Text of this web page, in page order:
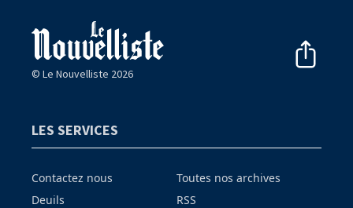
© Le Nouvelliste 2026
LES SERVICES
Contactez nous
Deuils
Toutes nos archives
RSS